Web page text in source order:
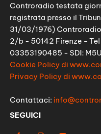
Controradio testata
registrata presso il
31/03/1976)
2/b - 50142 Firenze -
03353190485 - SDI:
Cookie Policy di
Privacy Policy di
Contattaci:
SEGUICI